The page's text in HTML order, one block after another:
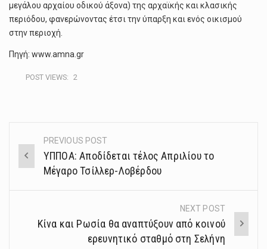
μεγάλου αρχαίου οδικού άξονα) της αρχαϊκής και κλασικής
περιόδου, φανερώνοντας έτσι την ύπαρξη και ενός οικισμού
στην περιοχή.
Πηγή: www.amna.gr
POST VIEWS: 2
Post
navigation
PREVIOUS POST
ΥΠΠΟΑ: Αποδίδεται τέλος Απριλίου το
Μέγαρο Τσίλλερ-Λοβέρδου
NEXT POST
Κίνα και Ρωσία θα αναπτύξουν από κοινού
ερευνητικό σταθμό στη Σελήνη